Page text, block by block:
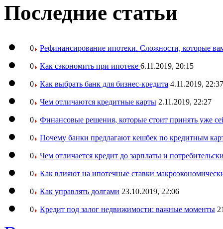
Последние статьи
0 Рефинансирование ипотеки. Сложности, которые
0 Как сэкономить при ипотеке 6.11.2019, 20:15
0 Как выбрать банк для бизнес-кредита 4.11.2019, 22:37
0 Чем отличаются кредитные карты 2.11.2019, 22:27
0 Финансовые решения, которые стоит принять уже
0 Почему банки предлагают кешбек по кредитным
0 Чем отличается кредит до зарплаты и
0 Как влияют на ипотечные ставки
0 Как управлять долгами 23.10.2019, 22:06
0 Кредит под залог недвижимости: важные моменты